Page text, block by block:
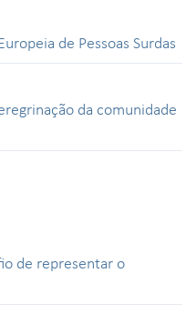
de Pessoas Surdas
da comunidade
de representar o